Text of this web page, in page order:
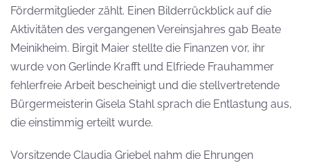
Fördermitglieder zählt. Einen Bilderrückblick auf die
Aktivitäten des vergangenen Vereinsjahres gab Beate
Meinikheim. Birgit Maier stellte die Finanzen vor, ihr
wurde von Gerlinde Krafft und Elfriede Frauhammer
fehlerfreie Arbeit bescheinigt und die stellvertretende
Bürgermeisterin Gisela Stahl sprach die Entlastung aus,
die einstimmig erteilt wurde.
Vorsitzende Claudia Griebel nahm die Ehrungen